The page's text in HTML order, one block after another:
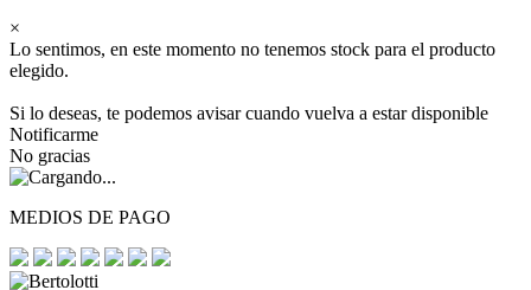
×
Lo sentimos, en este momento no tenemos stock para el producto
elegido.
Si lo deseas, te podemos avisar cuando vuelva a estar disponible
Notificarme
No gracias
MEDIOS DE PAGO